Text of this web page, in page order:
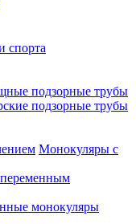
спорта
подзорные трубы
подзорные трубы
Монокуляры с
монокуляры